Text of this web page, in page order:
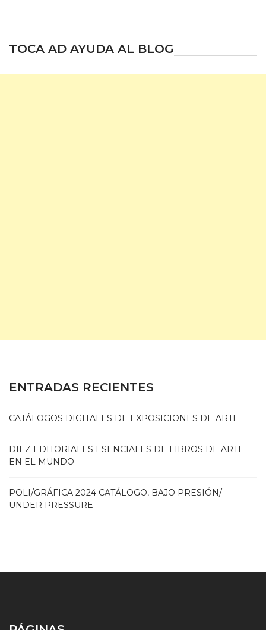
TOCA AD AYUDA AL BLOG
ENTRADAS RECIENTES
CATÁLOGOS DIGITALES DE EXPOSICIONES DE ARTE
DIEZ EDITORIALES ESENCIALES DE LIBROS DE ARTE
EN EL MUNDO
POLI/GRÁFICA 2024 CATÁLOGO, BAJO PRESIÓN/
UNDER PRESSURE